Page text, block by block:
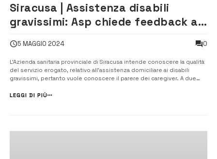
Siracusa | Assistenza disabili
gravissimi: Asp chiede feedback ai
5 MAGGIO 2024 0
L’Azienda sanitaria provinciale di Siracusa intende conoscere la qualità
del servizio erogato, relativo all’assistenza domiciliare ai disabili
gravissimi, pertanto vuole conoscere il parere dei caregiver. A due
le cooperative accreditate erogatrici del servizio d...
LEGGI DI PIÙ